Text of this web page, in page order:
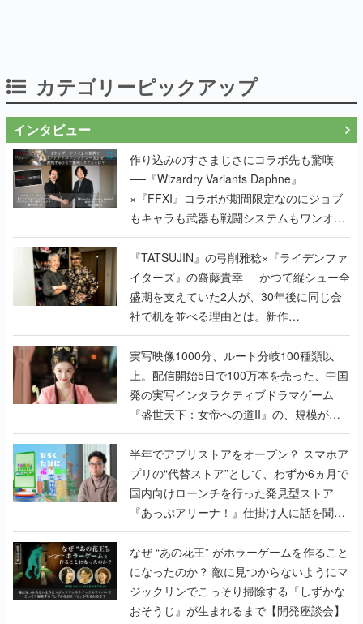
カテゴリーピックアップ
インタビュー
作り込みのすさまじさにコラボ先も驚嘆
──『Wizardry Variants Daphne』
×『FFXI』コラボが期間限定なのにジョブ
もキャラも武器も戦闘システムもワンオフ
で作り込まれた理由を両ディレクターに聞
く
『TATSUJIN』の弓削雅稔×『ライデンファ
イターズ』の齋藤貴幸──かつて縦シュー全
盛期を支えていた2人が、30年後に同じ会
社で机を並べる理由とは。新作
『TATSUJIN EXTREME』で初タッグを組
んだレジェンド2人に訊く開発秘話
実写映像1000分、ルート分岐100種類以
上。配信開始5日で100万本を売った、中国
発の実写インタラクティブドラマゲーム
『盛世天下：女帝への道II』の、規模が違
うこだわりをプロデューサーに聞いた
半年でアプリストアをオープン？ スマホア
プリの“代替ストア”として、わずか6ヵ月で
国内向けローンチを行った発見型ストア
『あっぷアリーナ！』仕掛け人に話を聞い
てみた
なぜ “あの花王” がホラーゲームを作ること
になったのか？ 敵に見つからないようにマ
ジックリンでこっそり掃除する『しずかな
おそうじ』が生まれるまで【開発座談会】